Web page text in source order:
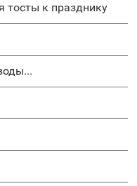
тосты к празднику